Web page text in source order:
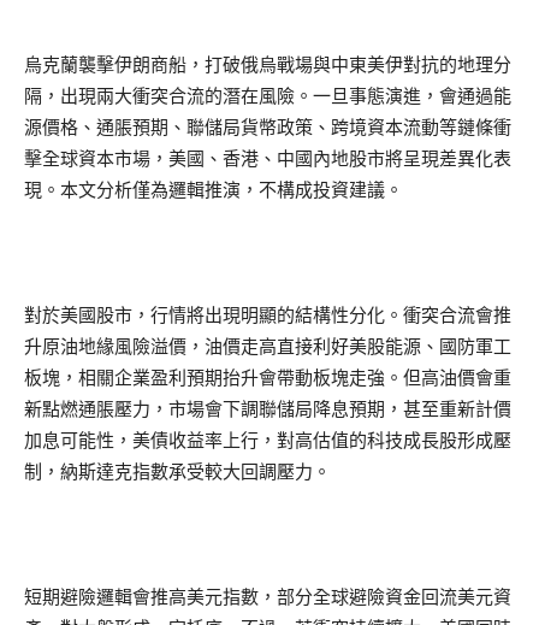
烏克蘭襲擊伊朗商船，打破俄烏戰場與中東美伊對抗的地理分
隔，出現兩大衝突合流的潛在風險。一旦事態演進，會通過能
源價格、通脹預期、聯儲局貨幣政策、跨境資本流動等鏈條衝
擊全球資本市場，美國、香港、中國內地股市將呈現差異化表
現。本文分析僅為邏輯推演，不構成投資建議。
對於美國股市，行情將出現明顯的結構性分化。衝突合流會推
升原油地緣風險溢價，油價走高直接利好美股能源、國防軍工
板塊，相關企業盈利預期抬升會帶動板塊走強。但高油價會重
新點燃通脹壓力，市場會下調聯儲局降息預期，甚至重新計價
加息可能性，美債收益率上行，對高估值的科技成長股形成壓
制，納斯達克指數承受較大回調壓力。
短期避險邏輯會推高美元指數，部分全球避險資金回流美元資